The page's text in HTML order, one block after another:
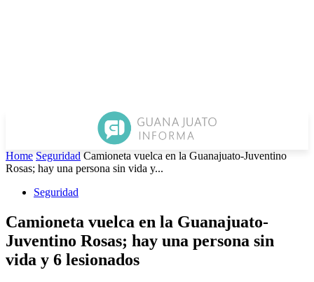
Home Seguridad Camioneta vuelca en la Guanajuato-Juventino
Rosas; hay una persona sin vida y...
Seguridad
Camioneta vuelca en la Guanajuato-
Juventino Rosas; hay una persona sin
vida y 6 lesionados